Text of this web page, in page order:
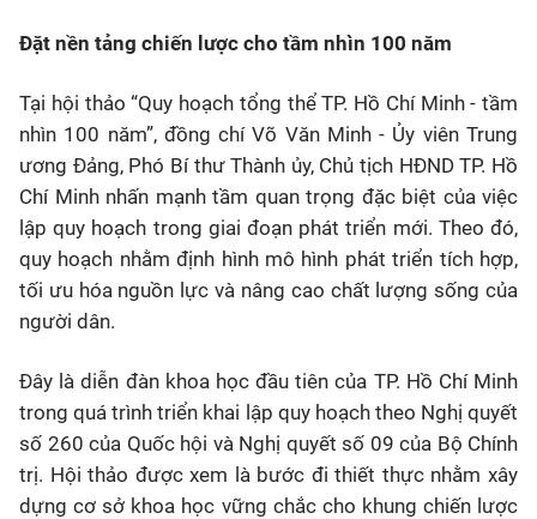
Đặt nền tảng chiến lược cho tầm nhìn 100 năm
Tại hội thảo “Quy hoạch tổng thể TP. Hồ Chí Minh - tầm
nhìn 100 năm”, đồng chí Võ Văn Minh - Ủy viên Trung
ương Đảng, Phó Bí thư Thành ủy, Chủ tịch HĐND TP. Hồ
Chí Minh nhấn mạnh tầm quan trọng đặc biệt của việc
lập quy hoạch trong giai đoạn phát triển mới. Theo đó,
quy hoạch nhằm định hình mô hình phát triển tích hợp,
tối ưu hóa nguồn lực và nâng cao chất lượng sống của
người dân.
Đây là diễn đàn khoa học đầu tiên của TP. Hồ Chí Minh
trong quá trình triển khai lập quy hoạch theo Nghị quyết
số 260 của Quốc hội và Nghị quyết số 09 của Bộ Chính
trị. Hội thảo được xem là bước đi thiết thực nhằm xây
dựng cơ sở khoa học vững chắc cho khung chiến lược